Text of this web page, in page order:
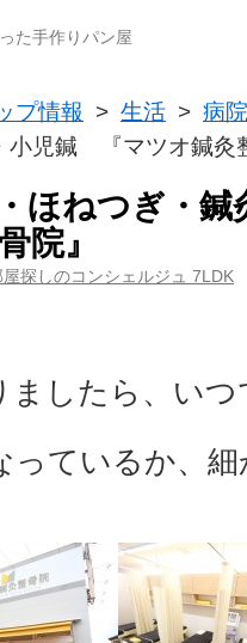
た手作りパン屋
プ情報 > 生活 > 病
小児鍼 『マツオ鍼灸
ほねつぎ・
院』
屋探しのコンシェルジュ 7LDK
ましたら、い
っているか、